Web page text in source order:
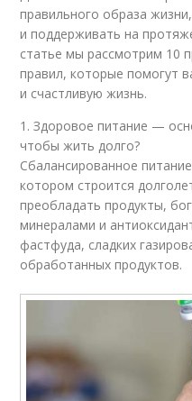
правильного образа
и поддерживать на
статье мы рассмотрим 10
правил, которые помогут
и счастливую жизнь.
1. Здоровое питание —
чтобы жить долго?
Сбалансированное
котором строится
преобладать продукты,
минералами и
фастфуда, сладких
обработанных продуктов.